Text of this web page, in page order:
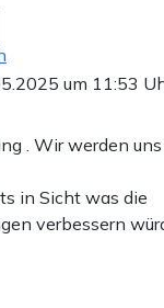
um 11:53
. Wir werden
in Sicht was die
verbessern